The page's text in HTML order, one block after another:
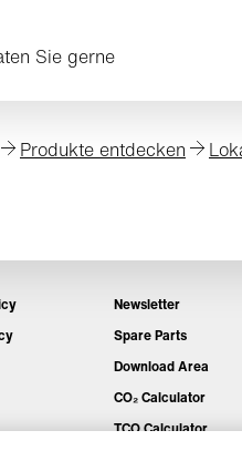
Sie gerne
Produkte entdecken
Newsletter
Spare Parts
Download Area
CO₂ Calculator
TCO Calculator